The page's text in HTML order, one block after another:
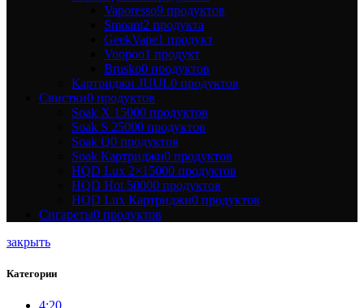
Vaporesso9 продуктов
Smoant2 продукта
GeekVape1 продукт
Voopoo1 продукт
Brusko0 продуктов
Картриджи JUUL0 продуктов
Свистки0 продуктов
Soak X 15000 продуктов
Soak S 25000 продуктов
Soak Q0 продуктов
Soak Картриджи0 продуктов
HQD Lux 2×15000 продуктов
HQD Hot 50000 продуктов
HQD Lux Картриджи0 продуктов
Сигареты0 продуктов
закрыть
Категории